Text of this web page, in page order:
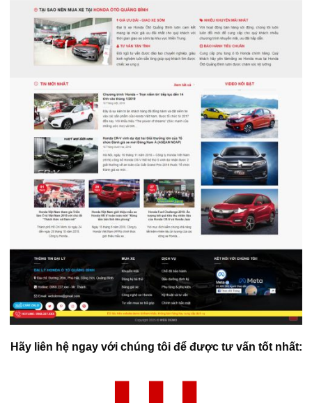
Hãy liên hệ ngay với chúng tôi để được tư vấn tốt nhất: